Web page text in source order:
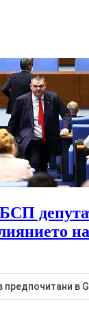
предпочитани в